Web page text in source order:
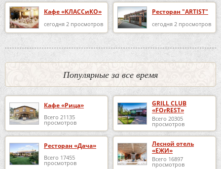
Кафе «КЛАССиКО»
сегодня 2 просмотров
Ресторан "ARTIST"
сегодня 2 просмотров
Популярные за все время
Кафе «Рица»
Всего 21135
просмотров
GRILL CLUB
«FOrREST»
Всего 20305
просмотров
Ресторан «Дача»
Всего 17455
просмотров
Лесной отель
«ЕЖИ»
Всего 16897
просмотров